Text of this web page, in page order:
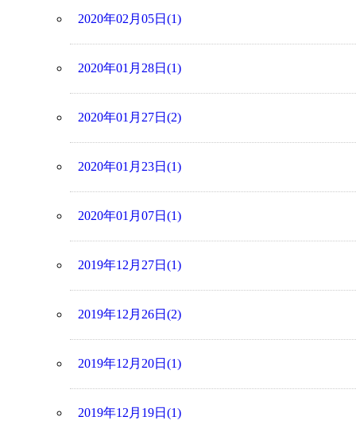
2020年02月05日(1)
2020年01月28日(1)
2020年01月27日(2)
2020年01月23日(1)
2020年01月07日(1)
2019年12月27日(1)
2019年12月26日(2)
2019年12月20日(1)
2019年12月19日(1)